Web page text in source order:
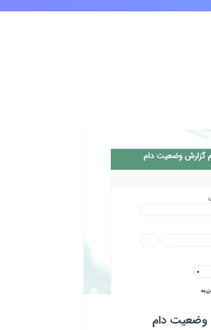
وضعیت دام